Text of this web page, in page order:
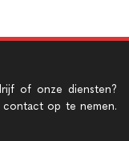
of onze diensten?
contact op te nemen.